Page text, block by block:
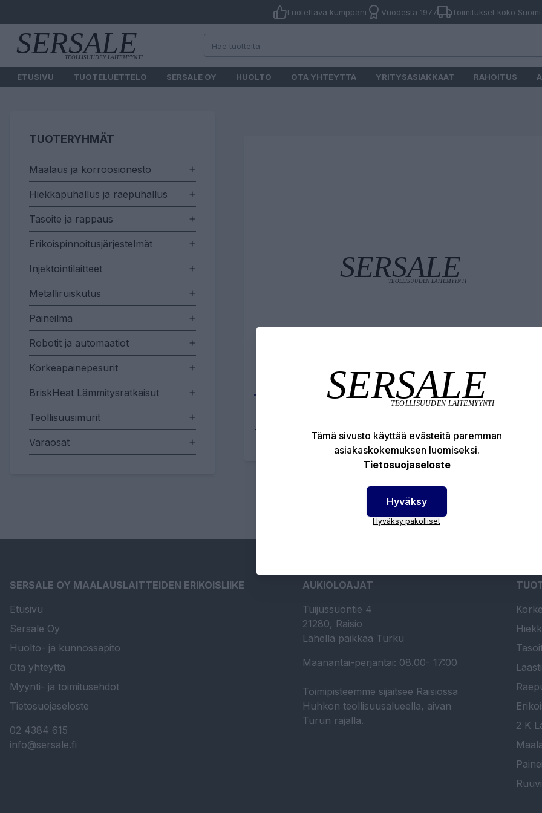
Luotettava kumppani Vuodesta 1977 Toimitukset koko Suomi
ETUSIVU TUOTELUETTELO SERSALE OY HUOLTO OTA YHTEYTTÄ YRITYSASIAKKAAT RAHOITUS
TUOTERYHMÄT
Maalaus ja korroosionesto
Hiekkapuhallus ja raepuhallus
Tasoite ja rappaus
Erikoispinnoitusjärjestelmät
Injektointilaitteet
Metalliruiskutus
Paineilma
Robotit ja automaatiot
Korkeapainepesurit
BriskHeat Lämmitysratkaisut
Teollisuusimurit
Varaosat
Tuotekuvaus Tekniset edut
Tuotenumero:64-PA30-PS
SERSALE OY MAALAUSLAITTEIDEN ERIKOISLIIKE
Etusivu
Sersale Oy
Huolto- ja kunnossapito
Ota yhteyttä
Myynti- ja toimitusehdot
Tietosuojaseloste
02 4384 615
info@sersale.fi
AUKIOLOAJAT
Tuijussuontie 4
21280, Raisio
Lähellä paikkaa Turku
Maanantai-perjantai: 08.00- 17:00
Toimipisteemme sijaitsee Raisiossa
Huhkon teollisuusalueella, aivan
Turun rajalla.
2 K
Tämä sivusto käyttää evästeitä paremman
asiakaskokemuksen luomiseksi.
Tietosuojaseloste
Hyväksy
Hyväksy pakolliset